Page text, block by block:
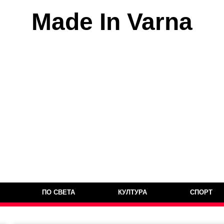
Made In Varna
ПО СВЕТА КУЛТУРА СПОРТ